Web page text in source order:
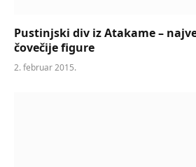
Pustinjski div iz Atakame –
čovečije figure
2. februar 2015.